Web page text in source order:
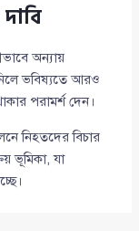
অন্যায়
ভবিষ্যতে আরও
পরামর্শ দেন।
নিহতদের বিচার
ভূমিকা, যা